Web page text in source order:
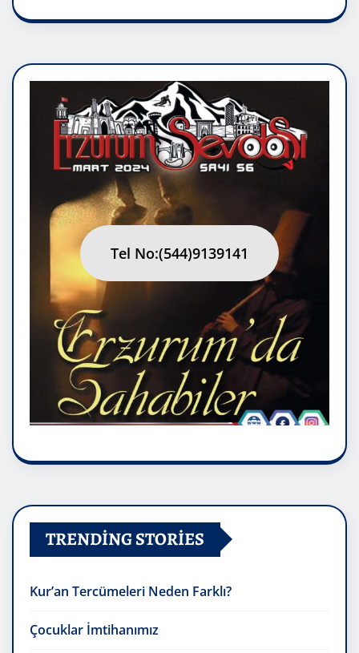
Tel No:(544)9139141
TRENDING STORIES
Kur’an Tercümeleri Neden Farklı?
Çocuklar İmtihanımız